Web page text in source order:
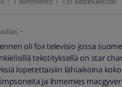
oli fox televisio jossa
tekstityksellä on star
lopetettaisiin lähiaikoina
ja ihmemies